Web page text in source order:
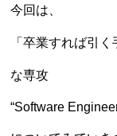
今回は、
「卒業すれば引く
な専攻
“Software